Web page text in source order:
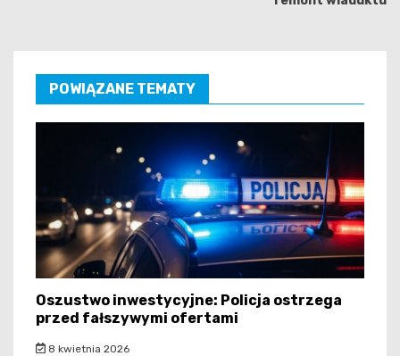
POWIĄZANE TEMATY
Oszustwo inwestycyjne: Policja ostrzega
przed fałszywymi ofertami
8 kwietnia 2026